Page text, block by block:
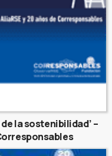
la sostenibilidad’ –